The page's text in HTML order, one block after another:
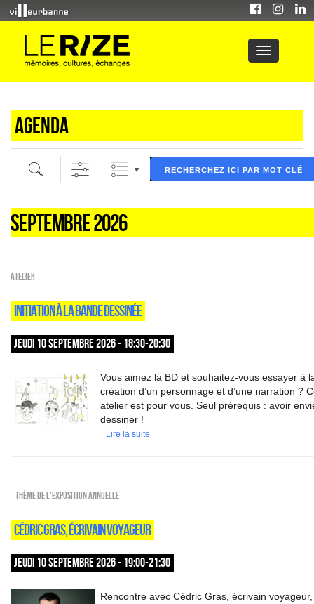
Agenda
Recherche par mot clé (ici) et / ou filtre (ci dessous) puis validez
RECHERCHEZ ICI PAR MOT CLÉ
SEPTEMBRE 2026
Atelier
INITIATION À LA BANDE DESSINÉE
JEUDI 10 SEPTEMBRE 2026 - 18:30-20:30
Vous aimez la BD et souhaitez-vous essayer à
création d’un personnage et d’une narration ?
atelier est pour vous. Seul prérequis : avoir
dessiner !
Lire la suite
_Thème de l'exposition annuelle
CÉDRIC GRAS, ÉCRIVAIN VOYAGEUR
JEUDI 10 SEPTEMBRE 2026 - 19:00-21:30
Rencontre avec Cédric Gras, écrivain voyageur,